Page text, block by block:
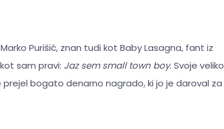
Purišić, znan tudi kot Baby Lasagna, fant iz
sam pravi: Jaz sem small town boy. Svoje veliko
bogato denarno nagrado, ki jo je daroval za